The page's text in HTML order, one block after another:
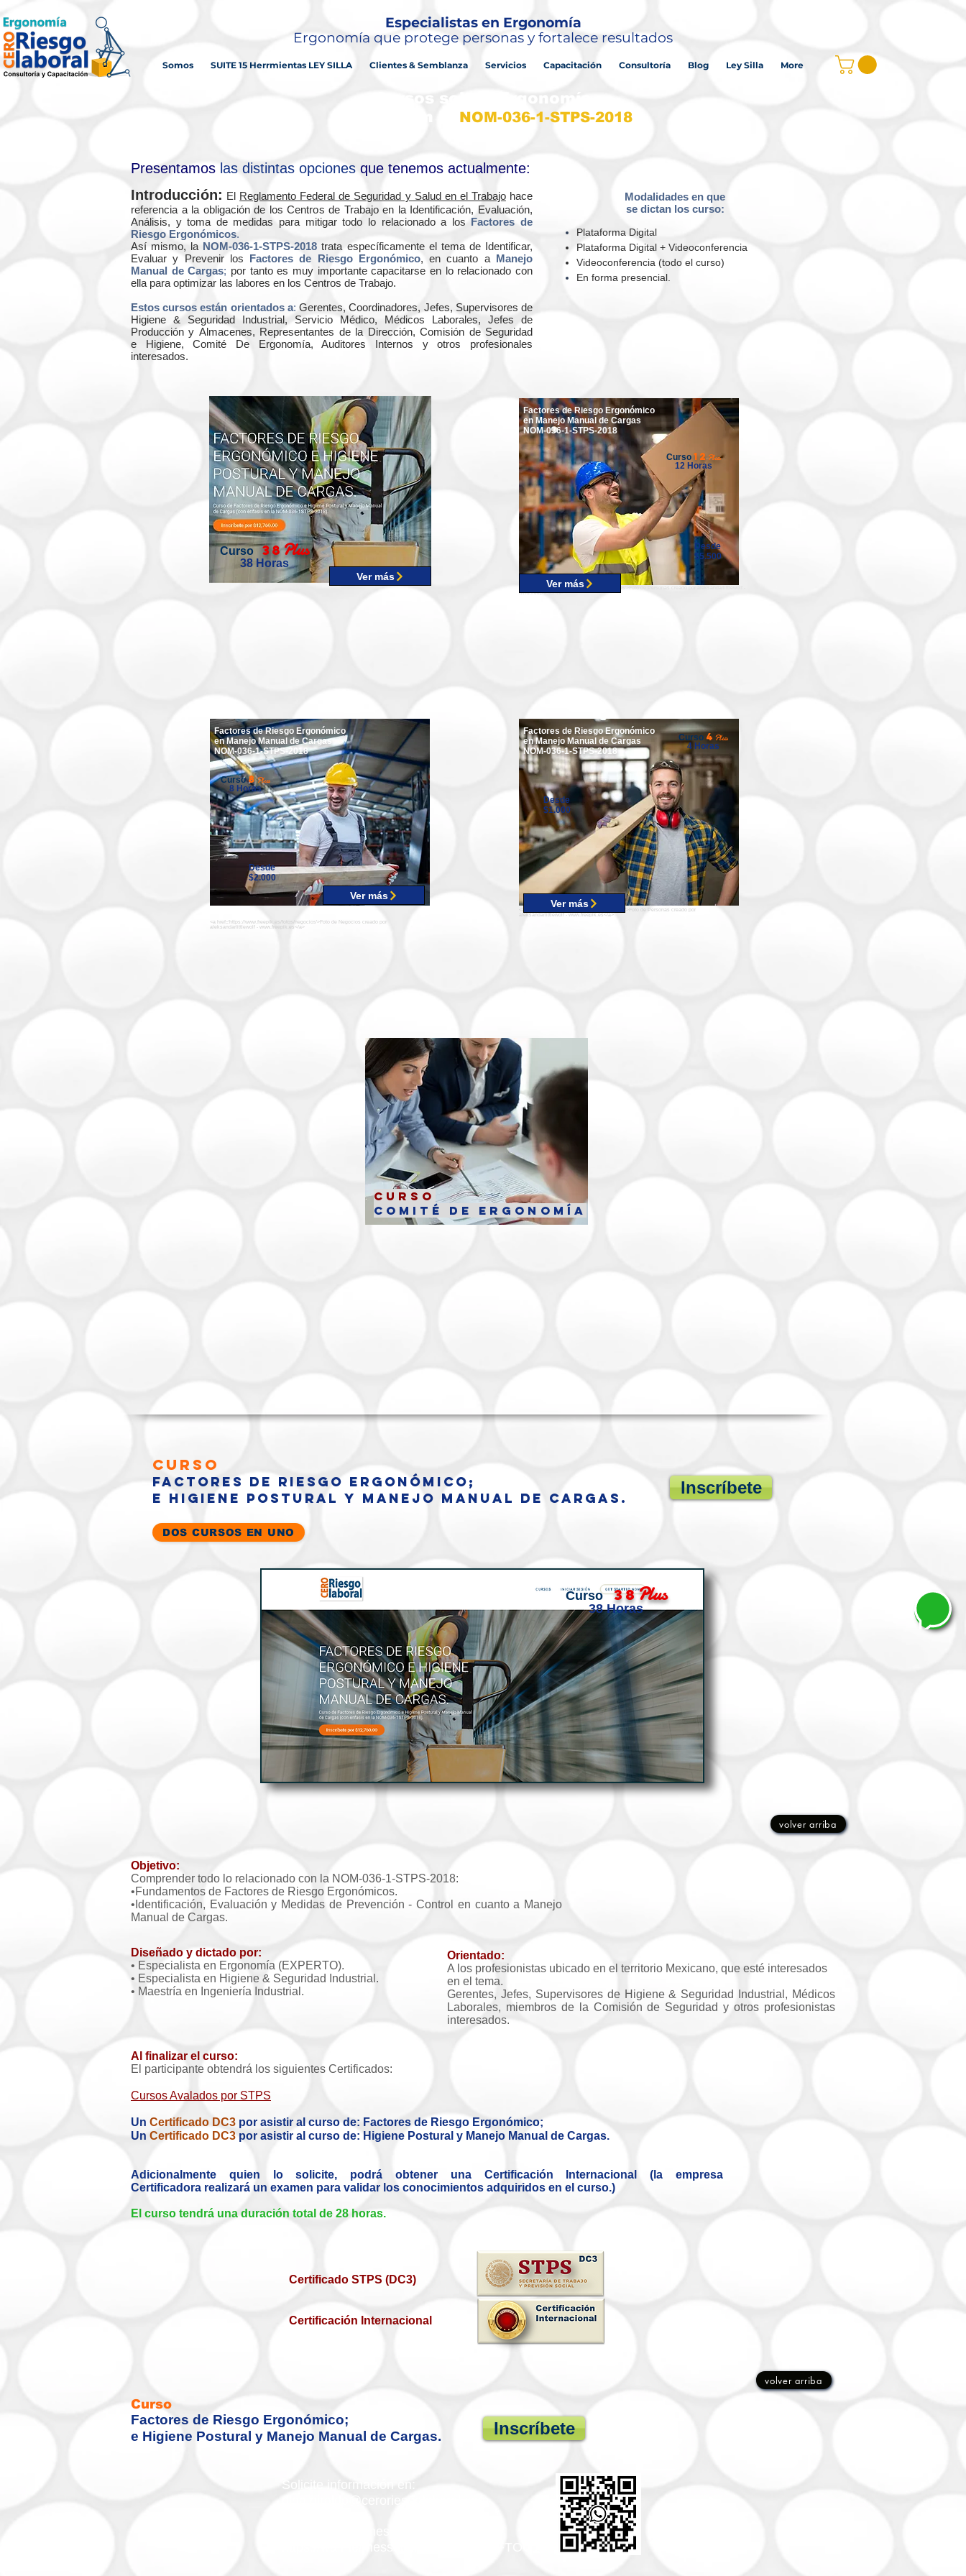
Especialistas en Ergonomía
Ergonomía que protege personas y fortalece resultados
Somos SUITE 15 Herrmientas LEY SILLA Clientes & Semblanza Servicios Capacitación Consultoría Blog Ley Silla More
NOM-036-1-STPS-2018
Presentamos las distintas opciones que tenemos actualmente:
Introducción: El Reglamento Federal de Seguridad y Salud en el Trabajohace
referencia a la obligación de los Centros de Trabajo en la Identificación, Evaluación,
Análisis, y toma de medidas para mitigar todo lo relacionado a los Factores de
Riesgo Ergonómicos.
Así mismo, la NOM-036-1-STPS-2018 trata específicamente el tema de Identificar,
Evaluar y Prevenir los Factores de Riesgo Ergonómico, en cuanto a Manejo
Manual de Cargas; por tanto es muy importante capacitarse en lo relacionado con
ella para optimizar las labores en los Centros de Trabajo.
Estos cursos están orientados a: Gerentes, Coordinadores, Jefes, Supervisores de
Higiene & Seguridad Industrial, Servicio Médico, Médicos Laborales, Jefes de
Producción y Almacenes, Representantes de la Dirección, Comisión de Seguridad
e Higiene, Comité De Ergonomía, Auditores Internos y otros profesionales
interesados.
Modalidades en que
se dictan los curso:
Plataforma Digital
Plataforma Digital + Videoconferencia
Videoconferencia (todo el curso)
En forma presencial.
Curso 38Plus
38 Horas
Ver más
<a href='https://www.freepik.es/fotos/personas'>Foto de Personas creado por aleksandarlittlewolf -
www.freepik.es</a>
Factores de Riesgo Ergonómico
en Manejo Manual de Cargas
NOM-036-1-STPS-2018
Curso 12 Plus
12 Horas
Desde
$5.500
Ver más
<a href='https://www.freepik.es/fotos/negocios'>Foto de Negocios creado por
aleksandarlittlewolf - www.freepik.es</a>
Factores de Riesgo Ergonómico
en Manejo Manual de Cargas
NOM-036-1-STPS-2018
Curso8Plus
8 Horas
Desde
$2.000
Ver más
<a href='https://www.freepik.es/fotos/personas'>Foto de Personas creado por
aleksandarlittlewolf - www.freepik.es</a>
Factores de Riesgo Ergonómico
en Manejo Manual de Cargas
NOM-036-1-STPS-2018
Curso 4 Plus
4 Horas
Desde
$1.000
Ver más
Curso
Comité de Ergonomía
Curso
Factores de Riesgo Ergonómico;
e Higiene Postural y Manejo Manual de Cargas.
DOS CURSOS EN UNO
Inscríbete
Curso38Plus
38 Horas
volver arriba
Objetivo:
Comprender todo lo relacionado con la NOM-036-1-STPS-2018:
•Fundamentos de Factores de Riesgo Ergonómicos.
•Identificación, Evaluación y Medidas de Prevención - Control en cuanto a Manejo
Manual de Cargas.
Orientado:
A los profesionistas ubicado en el territorio Mexicano, que esté interesados
en el tema.
Gerentes, Jefes, Supervisores de Higiene & Seguridad Industrial, Médicos
Laborales, miembros de la Comisión de Seguridad y otros profesionistas
interesados.
Diseñado y dictado por:
• Especialista en Ergonomía (EXPERTO).
• Especialista en Higiene & Seguridad Industrial.
• Maestría en Ingeniería Industrial.
Al finalizar el curso:
El participante obtendrá los siguientes Certificados:
Cursos Avalados por STPS
Un Certificado DC3 por asistir al curso de: Factores de Riesgo Ergonómico;
Un Certificado DC3 por asistir al curso de: Higiene Postural y Manejo Manual de Cargas.
Adicionalmente quien lo solicite, podrá obtener una Certificación Internacional (la empresa
Certificadora realizará un examen para validar los conocimientos adquiridos en el curso.)
El curso tendrá una duración total de 28 horas.
Certificado STPS (DC3)
Certificación Internacional
volver arriba
Curso
Factores de Riesgo Ergonómico;
e Higiene Postural y Manejo Manual de Cargas. Inscríbete